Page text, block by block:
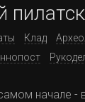
Клад
начале -